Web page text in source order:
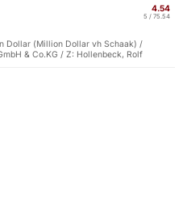
4.54
5 / 75.54
Dollar (Million Dollar vh Schaak) /
& Co.KG / Z: Hollenbeck, Rolf